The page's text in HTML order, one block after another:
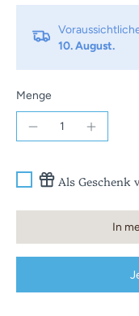
10. August.
Menge
Als Geschenk
In